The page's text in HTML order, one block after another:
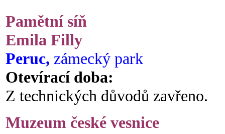
Pamětní síň
Emila Filly
Peruc, zámecký park
Otevírací doba:
Z technických důvodů zavřeno.
Muzeum české vesnice